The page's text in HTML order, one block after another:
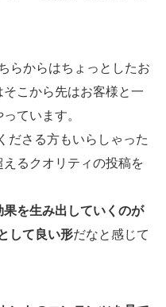
らからはちょっとしたお
こから先はお客様と一
ています。
ださる方もいらしゃった
るクオリティの投稿を
を生み出していくのが
して良い形だなと感じて